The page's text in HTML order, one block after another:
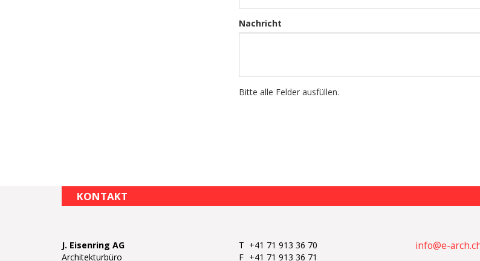
Nachricht
Bitte alle Felder ausfüllen.
KONTAKT
J. Eisenring AG
Architekturbüro
T +41 71 913 36 70
F +41 71 913 36 71
info@e-